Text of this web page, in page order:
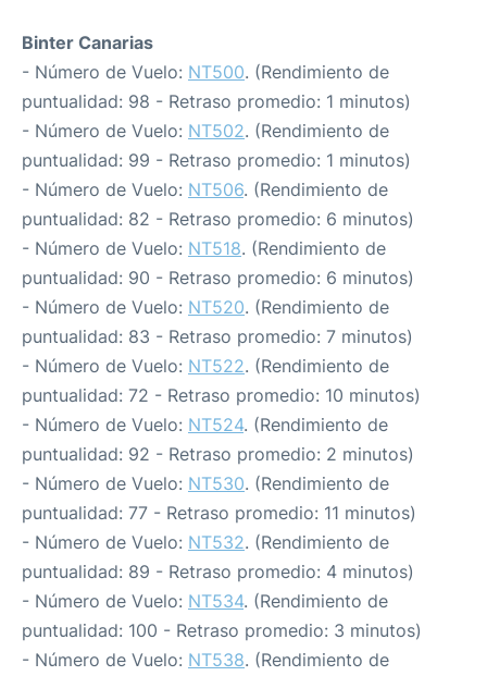
Binter Canarias
- Número de Vuelo: NT500. (Rendimiento de
puntualidad: 98 - Retraso promedio: 1 minutos)
- Número de Vuelo: NT502. (Rendimiento de
puntualidad: 99 - Retraso promedio: 1 minutos)
- Número de Vuelo: NT506. (Rendimiento de
puntualidad: 82 - Retraso promedio: 6 minutos)
- Número de Vuelo: NT518. (Rendimiento de
puntualidad: 90 - Retraso promedio: 6 minutos)
- Número de Vuelo: NT520. (Rendimiento de
puntualidad: 83 - Retraso promedio: 7 minutos)
- Número de Vuelo: NT522. (Rendimiento de
puntualidad: 72 - Retraso promedio: 10 minutos)
- Número de Vuelo: NT524. (Rendimiento de
puntualidad: 92 - Retraso promedio: 2 minutos)
- Número de Vuelo: NT530. (Rendimiento de
puntualidad: 77 - Retraso promedio: 11 minutos)
- Número de Vuelo: NT532. (Rendimiento de
puntualidad: 89 - Retraso promedio: 4 minutos)
- Número de Vuelo: NT534. (Rendimiento de
puntualidad: 100 - Retraso promedio: 3 minutos)
- Número de Vuelo: NT538. (Rendimiento de